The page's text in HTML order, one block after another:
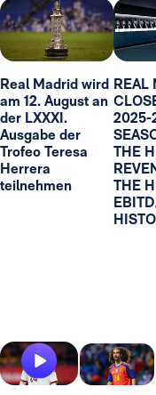
Real Madrid wird
am 12. August an
der LXXXI.
Ausgabe der
Trofeo Teresa
Herrera
teilnehmen
REAL
2025-
THE
THE